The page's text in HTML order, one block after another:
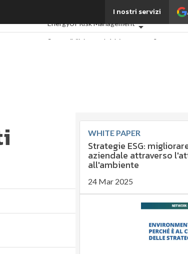
I nostri servizi
ESG: che cos'è? Agrifood
EnergyUPRisk Management
Sostenibilità: perché è importante?
Digital for ESGESG Smart Data
WHITE PAPER
Strategie ESG:
aziendale attraverso
all'ambiente
24 Mar 2025